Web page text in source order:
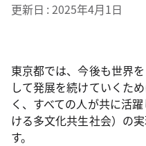
更新日 2025年4月1日
東京都では、今後も世界
して発展を続けていくた
く、すべての人が共に活
ける多文化共生社会）の
す。